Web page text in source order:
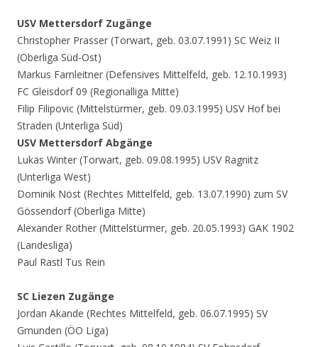
USV Mettersdorf Zugänge
Christopher Prasser (Torwart, geb. 03.07.1991) SC Weiz II
(Oberliga Süd-Ost)
Markus Farnleitner (Defensives Mittelfeld, geb. 12.10.1993)
FC Gleisdorf 09 (Regionalliga Mitte)
Filip Filipovic (Mittelstürmer, geb. 09.03.1995) USV Hof bei
Straden (Unterliga Süd)
USV Mettersdorf Abgänge
Lukas Winter (Torwart, geb. 09.08.1995) USV Ragnitz
(Unterliga West)
Dominik Nöst (Rechtes Mittelfeld, geb. 13.07.1990) zum SV
Gössendorf (Oberliga Mitte)
Alexander Rother (Mittelstürmer, geb. 20.05.1993) GAK 1902
(Landesliga)
Paul Rastl Tus Rein
SC Liezen Zugänge
Jordan Akande (Rechtes Mittelfeld, geb. 06.07.1995) SV
Gmunden (ÖO Liga)